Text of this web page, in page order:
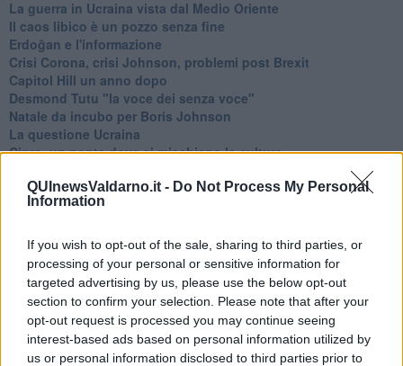
QUInewsValdarno.it - Do Not Process My Personal
Information
If you wish to opt-out of the sale, sharing to third parties, or
processing of your personal or sensitive information for
targeted advertising by us, please use the below opt-out
section to confirm your selection. Please note that after your
opt-out request is processed you may continue seeing
interest-based ads based on personal information utilized by
us or personal information disclosed to third parties prior to
La guerra in Ucraina vista dal Medio Oriente
​Il caos libico è un pozzo senza fine
Erdoğan e l'informazione
Crisi Corona, crisi Johnson, problemi post Brexit
Capitol Hill un anno dopo
Desmond Tutu "la voce dei senza voce"
Natale da incubo per Boris Johnson
La questione Ucraina
Cipro, un ponte dove si mischiano le culture
La questione israelo-palestinese ignorata dal G20
Erdogan continua a sfidare l'Occidente
Johnson, da Trump a Biden alla Brexit
L'AUKUS e il Quad
Biden, primo presidente USA non in guerra
Papa Bergoglio vedrà Viktor Orbán
Bennet, un giorno in attesa di Biden
Il ritorno dei talebani
​La lenta agonia del Libano